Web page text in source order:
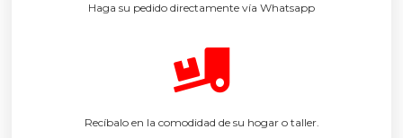
Haga su pedido directamente vía Whatsapp
Recíbalo en la comodidad de su hogar o taller.